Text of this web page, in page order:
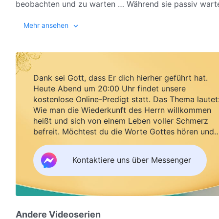
beobachten und zu warten … Während sie passiv
Diskussionen verstand Yang Hou'en endlich die
des Herrn war und dassder Allmächtige Gottdie
gewartet hatten …
Credits:
ESO/T. Preibisch
NASA
Mehr ansehen
Dank sei Gott, dass Er dich hierher geführt hat.
Heute Abend um 20:00 Uhr findet unsere
kostenlose Online-Predigt statt. Das Thema lautet:
Wie man die Wiederkunft des Herrn willkommen
heißt und sich von einem Leben voller Schmerz
befreit. Möchtest du die Worte Gottes hören und
Kontaktiere uns über Messenger
Andere Videoserien